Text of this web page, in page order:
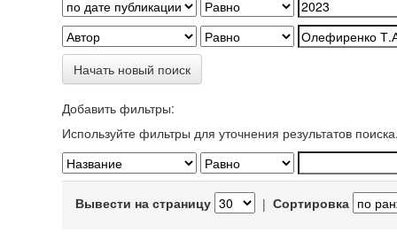
Начать новый поиск
Добавить фильтры:
Используйте фильтры для уточнения результатов
Вывести на страницу | Сортировка